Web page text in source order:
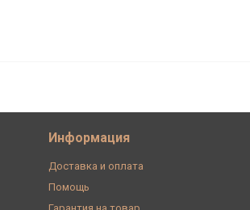
Информация
Доставка и оплата
Помощь